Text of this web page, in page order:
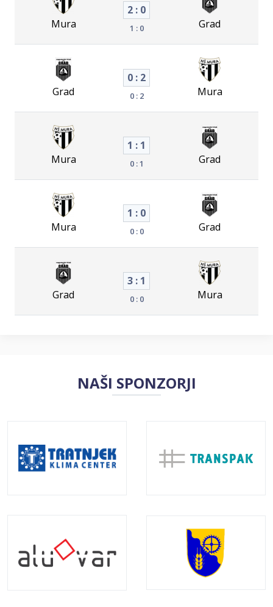
Mura
2 : 0
1 : 0 Grad
Grad
0 : 2
0 : 2 Mura
Mura
1 : 1
0 : 1 Grad
Mura
1 : 0
0 : 0 Grad
Grad
3 : 1
0 : 0 Mura
NAŠI SPONZORJI